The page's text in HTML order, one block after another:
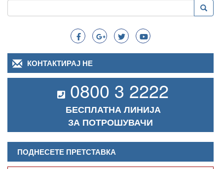
Search
Пребарување
КОНТАКТИРАЈ НЕ
0800 3 2222
БЕСПЛАТНА ЛИНИЈА
ЗА ПОТРОШУВАЧИ
ПОДНЕСЕТЕ ПРЕТСТАВКА